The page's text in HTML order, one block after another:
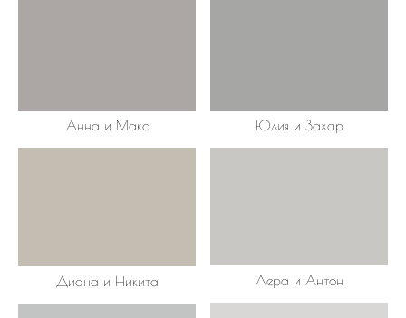
Анна и Макс Юлия и Захар
Лера и Антон
Диана и Никита